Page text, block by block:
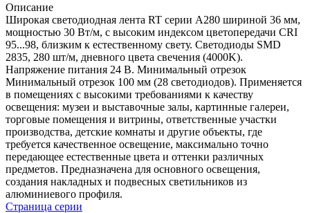
Описание
Широкая светодиодная лента RT серии A280 шириной 36 мм,
мощностью 30 Вт/м, с высоким индексом цветопередачи CRI
95...98, близким к естественному свету. Светодиоды SMD
2835, 280 шт/м, дневного цвета свечения (4000K).
Напряжение питания 24 В. Минимальный отрезок
Минимальный отрезок 100 мм (28 светодиодов). Применяется
в помещениях с высокими требованиями к качеству
освещения: музеи и выставочные залы, картинные галереи,
торговые помещения и витрины, ответственные участки
производства, детские комнаты и другие объекты, где
требуется качественное освещение, максимально точно
передающее естественные цвета и оттенки различных
предметов. Предназначена для основного освещения,
создания накладных и подвесных светильников из
алюминиевого профиля.
Страница серии